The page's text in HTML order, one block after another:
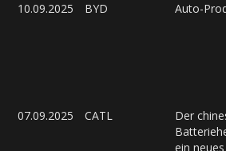
10.09.2025 BYD Auto-
07.09.2025
CATL
Der
ein